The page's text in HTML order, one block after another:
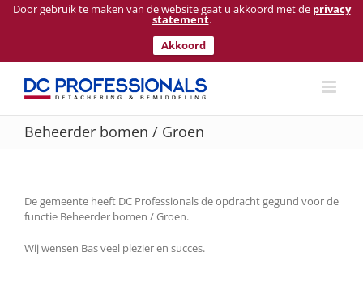
Door gebruik te maken van de website gaat u akkoord met de privacy
statement.
Akkoord
Ga
inhoud
Beheerder bomen / Groen
De gemeente heeft DC Professionals de opdracht gegund voor de
functie Beheerder bomen / Groen.
Wij wensen Bas veel plezier en succes.